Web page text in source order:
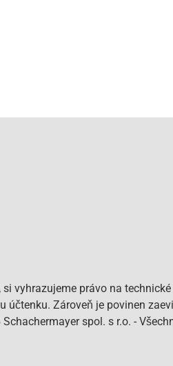
vyhrazujeme právo na
Zároveň je povinen
spol. s r.o. -